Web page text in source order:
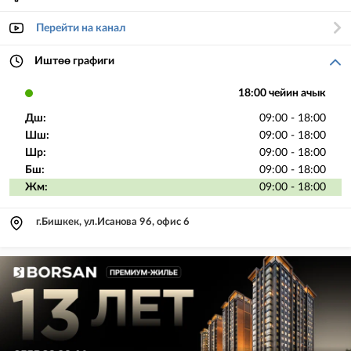
Перейти на канал
Иштөө графиги
18:00 чейин ачык
Дш:
09:00 - 18:00
Шш:
09:00 - 18:00
Шр:
09:00 - 18:00
Бш:
09:00 - 18:00
Жм:
09:00 - 18:00
г.Бишкек, ул.Исанова 96, офис 6